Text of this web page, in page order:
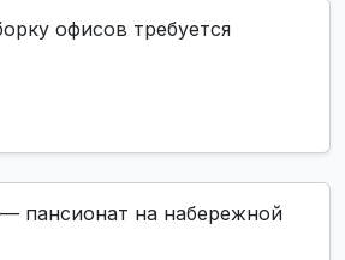
офисов требуется
пансионат на набережной